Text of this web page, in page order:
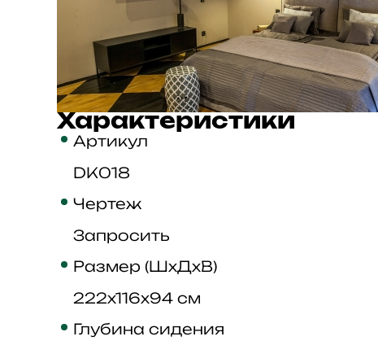
Характеристики
Артикул
DK018
Чертеж
Запросить
Размер (ШхДхВ)
222x116x94 см
Глубина сидения